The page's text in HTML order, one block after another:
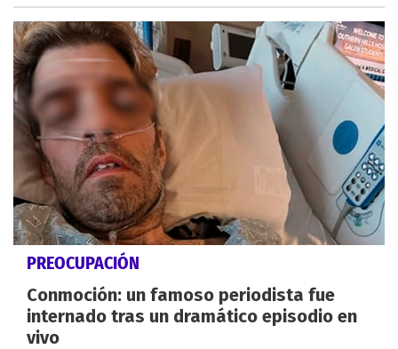
PREOCUPACIÓN
Conmoción: un famoso periodista fue
internado tras un dramático episodio en
vivo